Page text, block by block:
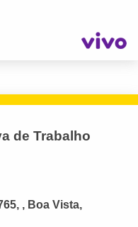
de Trabalho
, Boa Vista,